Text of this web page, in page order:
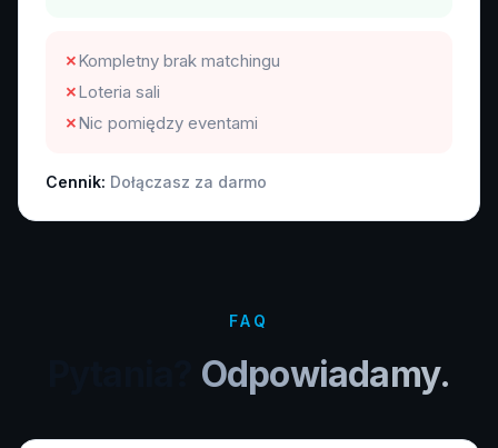
✗Kompletny brak matchingu
✗Loteria sali
✗Nic pomiędzy eventami
Cennik: Dołączasz za darmo
FAQ
Odpowiadamy.